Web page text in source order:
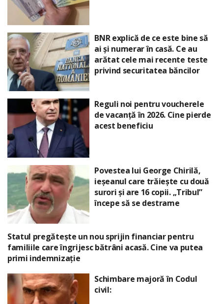
BNR explică de ce este bine să
ai și numerar în casă. Ce au
arătat cele mai recente teste
privind securitatea băncilor
Reguli noi pentru voucherele
de vacanță în 2026. Cine pierde
acest beneficiu
Povestea lui George Chirilă,
ieșeanul care trăiește cu două
surori și are 16 copii. „Tribul”
începe să se destrame
Statul pregătește un nou sprijin financiar pentru
familiile care îngrijesc bătrâni acasă. Cine va putea
primi indemnizație
Schimbare majoră în Codul
civil: